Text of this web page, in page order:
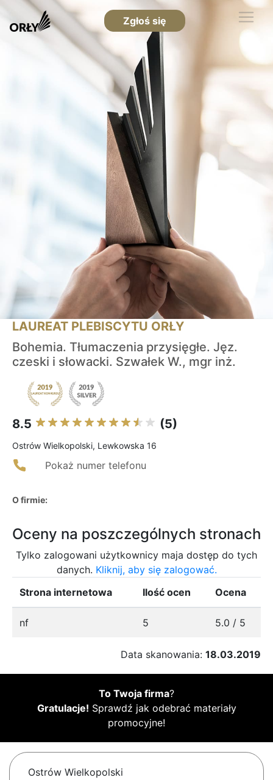
Zgłoś się
LAUREAT PLEBISCYTU ORŁY
Bohemia. Tłumaczenia przysięgłe. Jęz.
czeski i słowacki. Szwałek W., mgr inż.
8.5 (5)
Ostrów Wielkopolski, Lewkowska 16
Pokaż numer telefonu
O firmie:
Oceny na poszczególnych stronach
Tylko zalogowani użytkownicy maja dostęp do tych
danych. Kliknij, aby się zalogować.
Strona internetowa
Ilość ocen Ocena
nf 5 5.0 / 5
Data skanowania: 18.03.2019
To Twoja firma?
Gratulacje! Sprawdź jak odebrać materiały
promocyjne!
Ostrów Wielkopolski